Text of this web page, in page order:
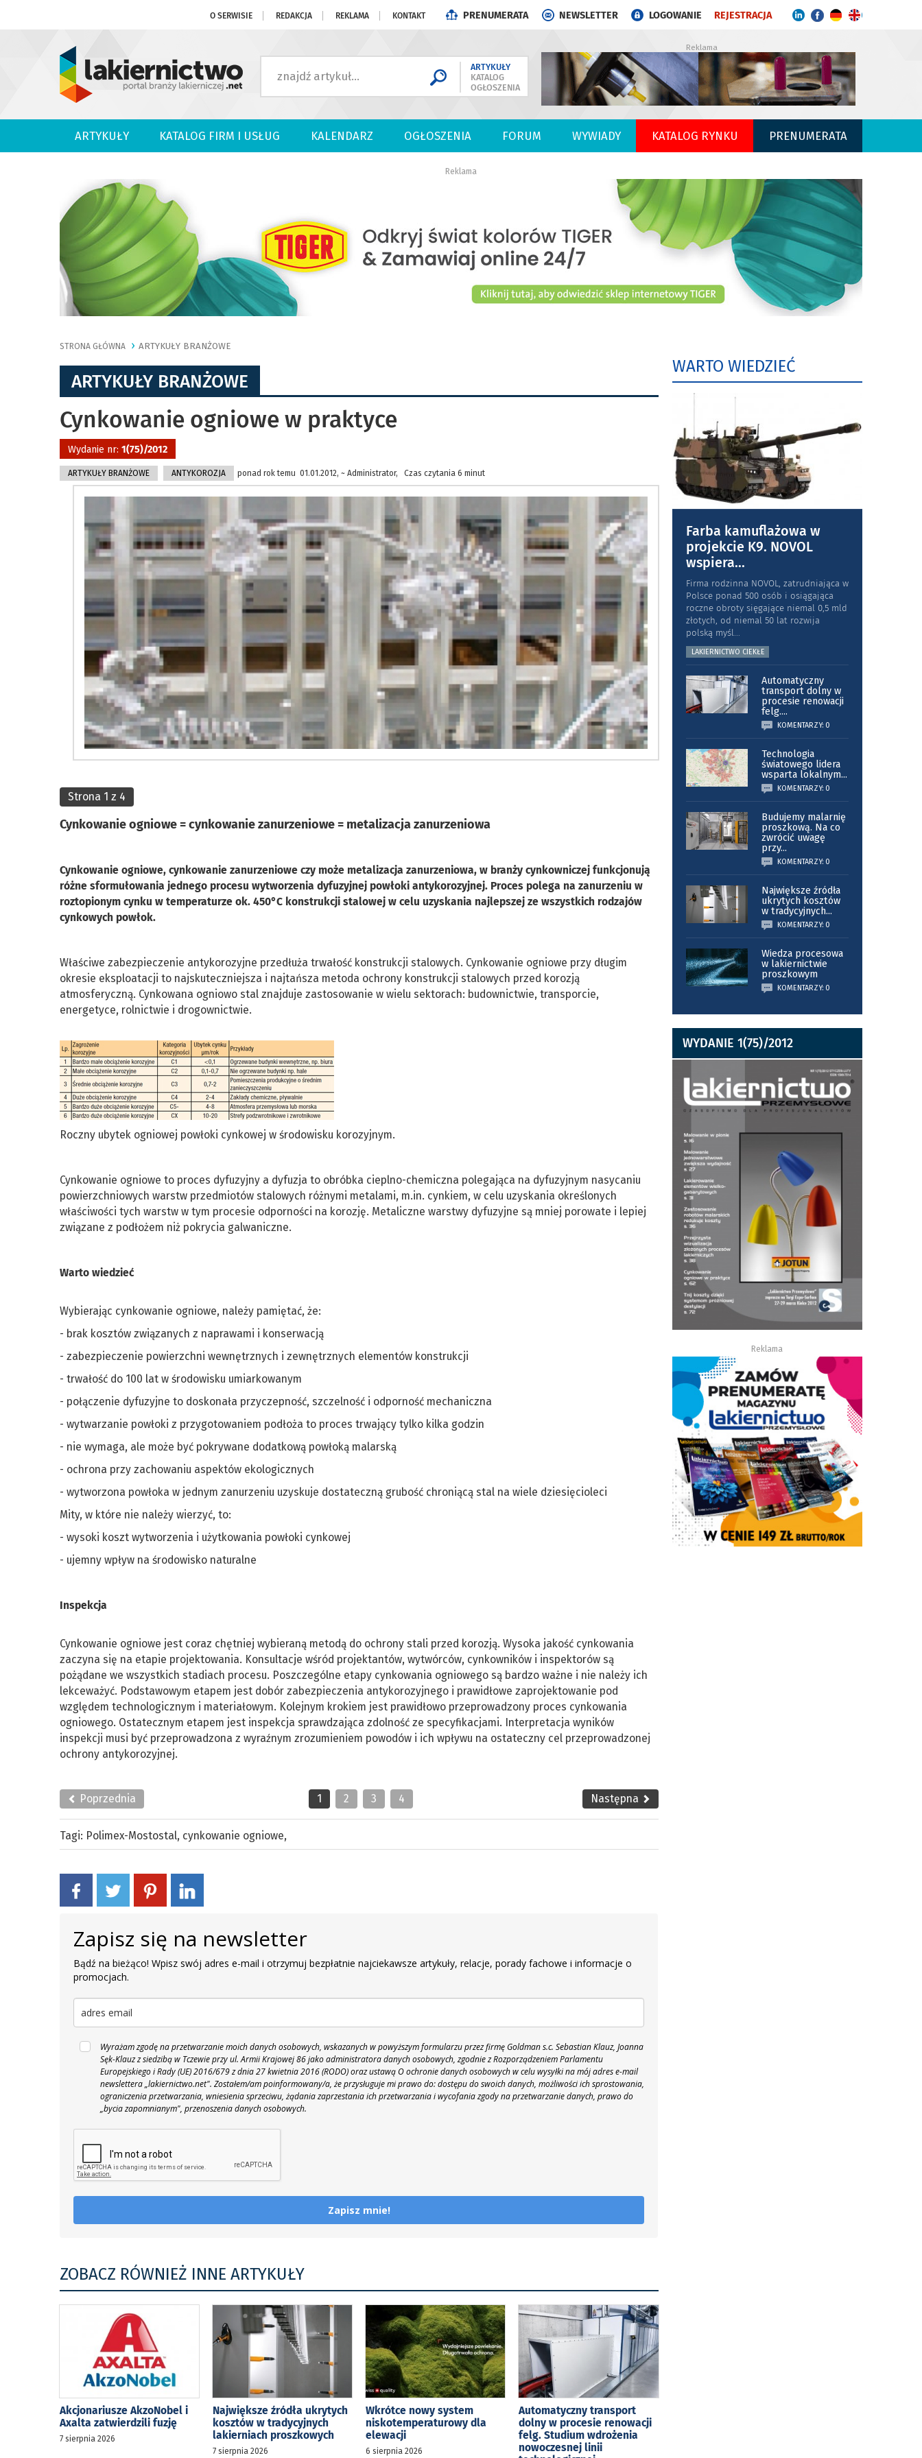
O SERWISIE REDAKCJA REKLAMA KONTAKT PRENUMERATA NEWSLETTER LOGOWANIE REJESTRACJA
ARTYKUŁY
KATALOG
OGŁOSZENIA
Reklama
ARTYKUŁY KATALOG FIRM I USŁUG KALENDARZ OGŁOSZENIA FORUM WYWIADY KATALOG RYNKU PRENUMERATA
Reklama
STRONA GŁÓWNA ARTYKUŁY BRANŻOWE
ARTYKUŁY BRANŻOWE
Cynkowanie ogniowe w praktyce
Wydanie nr: 1(75)/2012
ARTYKUŁY BRANŻOWE ANTYKOROZJA ponad rok temu 01.01.2012, ~ Administrator, Czas czytania 6 minut
Strona 1 z 4
Cynkowanie ogniowe = cynkowanie zanurzeniowe = metalizacja zanurzeniowa
Cynkowanie ogniowe, cynkowanie zanurzeniowe czy może metalizacja zanurzeniowa, w branży cynkowniczej funkcjonują
różne sformułowania jednego procesu wytworzenia dyfuzyjnej powłoki antykorozyjnej. Proces polega na zanurzeniu w
roztopionym cynku w temperaturze ok. 450°C konstrukcji stalowej w celu uzyskania najlepszej ze wszystkich rodzajów
cynkowych powłok.
Właściwe zabezpieczenie antykorozyjne przedłuża trwałość konstrukcji stalowych. Cynkowanie ogniowe przy długim
okresie eksploatacji to najskuteczniejsza i najtańsza metoda ochrony konstrukcji stalowych przed korozją
atmosferyczną. Cynkowana ogniowo stal znajduje zastosowanie w wielu sektorach: budownictwie, transporcie,
energetyce, rolnictwie i drogownictwie.
Roczny ubytek ogniowej powłoki cynkowej w środowisku korozyjnym.
Cynkowanie ogniowe to proces dyfuzyjny a dyfuzja to obróbka cieplno-chemiczna polegająca na dyfuzyjnym nasycaniu
powierzchniowych warstw przedmiotów stalowych różnymi metalami, m.in. cynkiem, w celu uzyskania określonych
właściwości tych warstw w tym procesie odporności na korozję. Metaliczne warstwy dyfuzyjne są mniej porowate i lepiej
związane z podłożem niż pokrycia galwaniczne.
Warto wiedzieć
Wybierając cynkowanie ogniowe, należy pamiętać, że:
- brak kosztów związanych z naprawami i konserwacją
- zabezpieczenie powierzchni wewnętrznych i zewnętrznych elementów konstrukcji
- trwałość do 100 lat w środowisku umiarkowanym
- połączenie dyfuzyjne to doskonała przyczepność, szczelność i odporność mechaniczna
- wytwarzanie powłoki z przygotowaniem podłoża to proces trwający tylko kilka godzin
- nie wymaga, ale może być pokrywane dodatkową powłoką malarską
- ochrona przy zachowaniu aspektów ekologicznych
- wytworzona powłoka w jednym zanurzeniu uzyskuje dostateczną grubość chroniącą stal na wiele dziesięcioleci
Mity, w które nie należy wierzyć, to:
- wysoki koszt wytworzenia i użytkowania powłoki cynkowej
- ujemny wpływ na środowisko naturalne
Inspekcja
Cynkowanie ogniowe jest coraz chętniej wybieraną metodą do ochrony stali przed korozją. Wysoka jakość cynkowania
zaczyna się na etapie projektowania. Konsultacje wśród projektantów, wytwórców, cynkowników i inspektorów są
pożądane we wszystkich stadiach procesu. Poszczególne etapy cynkowania ogniowego są bardzo ważne i nie należy ich
lekceważyć. Podstawowym etapem jest dobór zabezpieczenia antykorozyjnego i prawidłowe zaprojektowanie pod
względem technologicznym i materiałowym. Kolejnym krokiem jest prawidłowo przeprowadzony proces cynkowania
ogniowego. Ostatecznym etapem jest inspekcja sprawdzająca zdolność ze specyfikacjami. Interpretacja wyników
inspekcji musi być przeprowadzona z wyraźnym zrozumieniem powodów i ich wpływu na ostateczny cel przeprowadzonej
ochrony antykorozyjnej.
Poprzednia 1 2 3 4 Następna
Tagi: Polimex-Mostostal, cynkowanie ogniowe,
Zapisz się na newsletter
Bądź na bieżąco! Wpisz swój adres e-mail i otrzymuj bezpłatnie najciekawsze artykuły, relacje, porady fachowe i informacje o
promocjach.
Wyrażam zgodę na przetwarzanie moich danych osobowych, wskazanych w powyższym formularzu przez firmę Goldman s.c. Sebastian Klauz, Joanna
Sęk-Klauz z siedzibą w Tczewie przy ul. Armii Krajowej 86 jako administratora danych osobowych, zgodnie z Rozporządzeniem Parlamentu
Europejskiego i Rady (UE) 2016/679 z dnia 27 kwietnia 2016 (RODO) oraz ustawą O ochronie danych osobowych w celu wysyłki na mój adres e-mail
newslettera „lakiernictwo.net". Zostałem/am poinformowany/a, że przysługuje mi prawo do: dostępu do swoich danych, możliwości ich sprostowania,
ograniczenia przetwarzania, wniesienia sprzeciwu, żądania zaprzestania ich przetwarzania i wycofania zgody na przetwarzanie danych, prawo do
„bycia zapomnianym", przenoszenia danych osobowych.
Zapisz mnie!
ZOBACZ RÓWNIEŻ INNE ARTYKUŁY
Akcjonariusze AkzoNobel i
Axalta zatwierdzili fuzję
7 sierpnia 2026
Największe źródła ukrytych
kosztów w tradycyjnych
lakierniach proszkowych
7 sierpnia 2026
Wkrótce nowy system
niskotemperaturowy dla
elewacji
6 sierpnia 2026
Automatyczny transport
dolny w procesie renowacji
felg. Studium wdrożenia
nowoczesnej linii
WARTO WIEDZIEĆ
Farba kamuflażowa w
projekcie K9. NOVOL
wspiera...
Firma rodzinna NOVOL, zatrudniająca w
Polsce ponad 500 osób i osiągająca
roczne obroty sięgające niemal 0,5 mld
złotych, od niemal 50 lat rozwija
polską myśl...
LAKIERNICTWO CIEKŁE
Automatyczny
transport dolny w
procesie renowacji
felg....
KOMENTARZY: 0
Technologia
światowego lidera
wsparta lokalnym...
KOMENTARZY: 0
Budujemy malarnię
proszkową. Na co
zwrócić uwagę
przy...
KOMENTARZY: 0
Największe źródła
ukrytych kosztów
w tradycyjnych...
KOMENTARZY: 0
Wiedza procesowa
w lakiernictwie
proszkowym
KOMENTARZY: 0
WYDANIE 1(75)/2012
Reklama